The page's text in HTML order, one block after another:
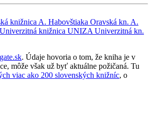
knižnica A. Habovštiaka Oravská kn. A.
Univerzitná knižnica UNIZA Univerzitná kn.
. Údaje hovoria o tom, že kniha je v
môže však už byť aktuálne požičaná. Tu
viac ako 200 slovenských knižníc, o